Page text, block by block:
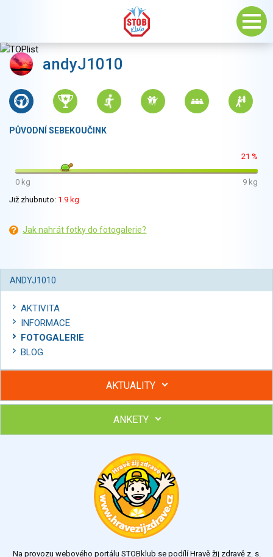
andyJ1010
PŮVODNÍ SEBEKOUČINK
21 %
0 kg
9 kg
Již zhubnuto: 1.9 kg
Jak nahrát fotky do fotogalerie?
ANDYJ1010
AKTIVITA
INFORMACE
FOTOGALERIE
BLOG
AKTUALITY
Hubněte s podporou lektorky a skupiny v kurzech STOBu
Chcete poradit s hubnutím? Najděte si odborníka STOBu ve
ANKETY
Na provozu webového portálu STOBklub se podílí Hravě žij zdravě z. s.